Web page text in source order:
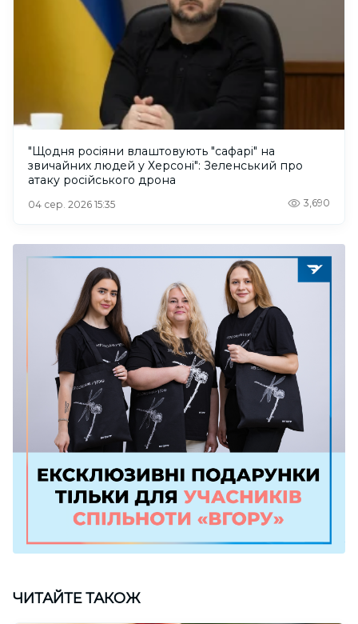
"Щодня росіяни влаштовують "сафарі" на
звичайних людей у Херсоні": Зеленський про
атаку російського дрона
04 сер. 2026 15:35 3,690
ЧИТАЙТЕ ТАКОЖ